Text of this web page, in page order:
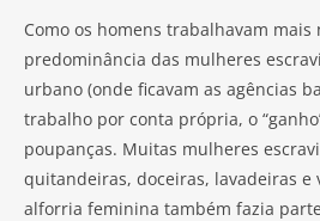
Como os homens trabalhavam mais
predominância das mulheres
urbano (onde ficavam as agências
trabalho por conta própria, o
poupanças. Muitas mulheres
quitandeiras, doceiras, lavadeiras e
alforria feminina também fazia